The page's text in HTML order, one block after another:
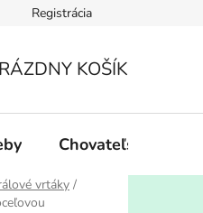
Registrácia
KOŠÍK
Chovateľské
vrtáky /